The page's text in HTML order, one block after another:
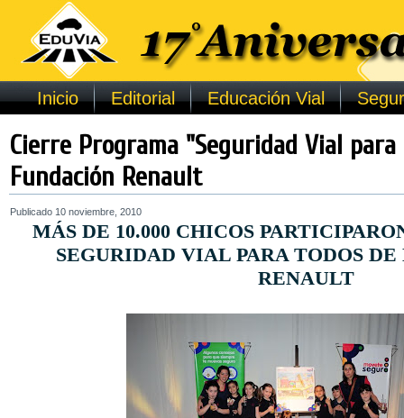
Inicio Editorial Educación Vial
Cierre Programa "Seguridad Vial para
Fundación Renault
Publicado 10 noviembre, 2010
MÁS DE 10.000 CHICOS
SEGURIDAD VIAL PARA TODOS
RENAULT